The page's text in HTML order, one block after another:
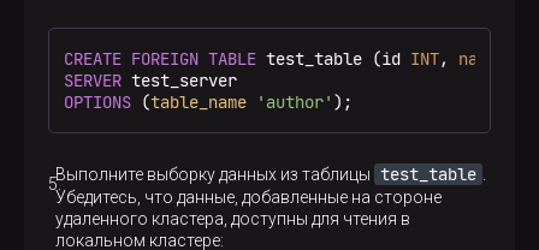
CREATE FOREIGN TABLE test_table (id INT, name
SERVER
OPTIONS (table_name 'author' );
Выполните выборку данных из таблицы test_table
Убедитесь, что данные, добавленные на стороне
удаленного кластера, доступны для чтения в
локальном кластере: